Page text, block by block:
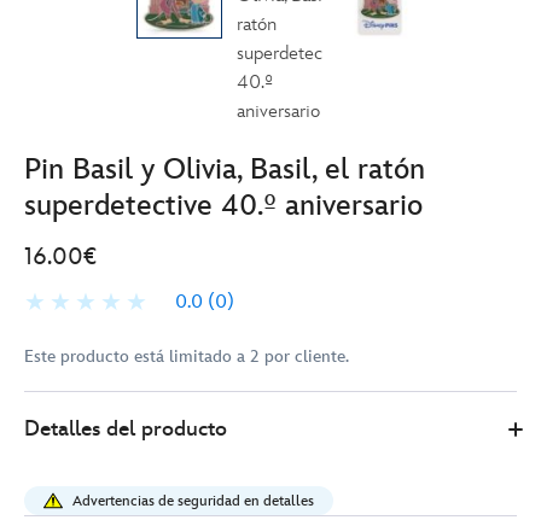
Pin Basil y Olivia, Basil, el ratón
superdetective 40.º aniversario
16.00€
0.0 (0)
Este producto está limitado a 2 por cliente.
Store
16.00Detalles del producto
Advertencias de seguridad en detalles